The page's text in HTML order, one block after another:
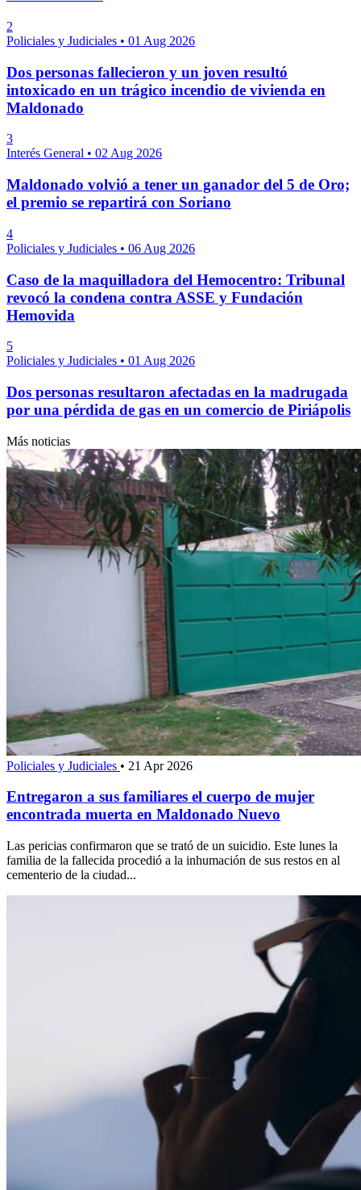
2
Policiales y Judiciales • 01 Aug 2026
Dos personas fallecieron y un joven resultó
intoxicado en un trágico incendio de vivienda en
Maldonado
3
Interés General • 02 Aug 2026
Maldonado volvió a tener un ganador del 5 de Oro;
el premio se repartirá con Soriano
4
Policiales y Judiciales • 06 Aug 2026
Caso de la maquilladora del Hemocentro: Tribunal
revocó la condena contra ASSE y Fundación
Hemovida
5
Policiales y Judiciales • 01 Aug 2026
Dos personas resultaron afectadas en la madrugada
por una pérdida de gas en un comercio de Piriápolis
Más noticias
Policiales y Judiciales • 21 Apr 2026
Entregaron a sus familiares el cuerpo de mujer
encontrada muerta en Maldonado Nuevo
Las pericias confirmaron que se trató de un suicidio. Este lunes la
familia de la fallecida procedió a la inhumación de sus restos en al
cementerio de la ciudad...